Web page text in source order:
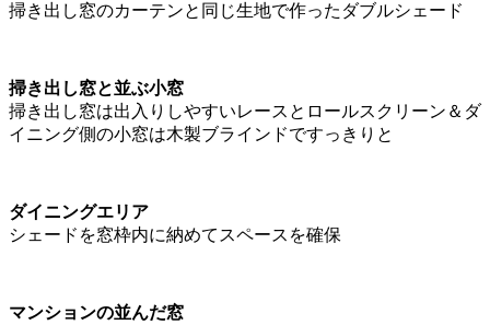
掃き出し窓のカーテンと同じ生地で作ったダブルシェード
掃き出し窓と並ぶ小窓
掃き出し窓は出入りしやすいレースとロールスクリーン＆ダ
イニング側の小窓は木製ブラインドですっきりと
ダイニングエリア
シェードを窓枠内に納めてスペースを確保
マンションの並んだ窓